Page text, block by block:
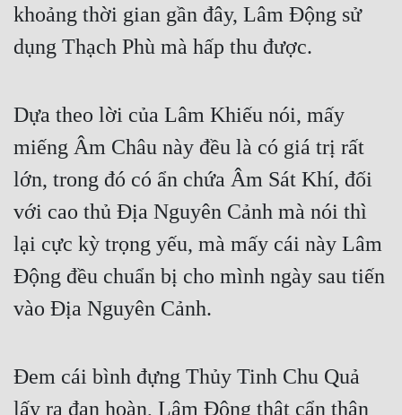
Đô Thị
Đông Phương
Ngự Thú
Truyện Nam
Truyện Nữ
Xây Dựng Thế Lực
khoảng thời gian gần đây, Lâm Động sử
dụng Thạch Phù mà hấp thu được.
Dựa theo lời của Lâm Khiếu nói, mấy
miếng Âm Châu này đều là có giá trị rất
lớn, trong đó có ẩn chứa Âm Sát Khí, đối
với cao thủ Địa Nguyên Cảnh mà nói thì
lại cực kỳ trọng yếu, mà mấy cái này Lâm
Động đều chuẩn bị cho mình ngày sau tiến
vào Địa Nguyên Cảnh.
Đem cái bình đựng Thủy Tinh Chu Quả
lấy ra đan hoàn, Lâm Động thật cẩn thận